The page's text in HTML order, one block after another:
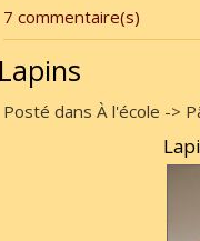
7 commentaire(s)
Lapins
Posté dans À l'école ->